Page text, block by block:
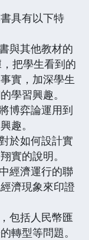
具有以下特
與其他教材的
把學生看到的
實，加深學生
學習興趣。
博弈論運用到
趣。
於如何設計實
實的說明。
經濟運行的聯
濟現象來印證
包括人民幣匯
轉型等問題。